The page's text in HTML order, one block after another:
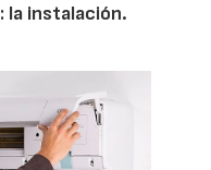
la instalación.